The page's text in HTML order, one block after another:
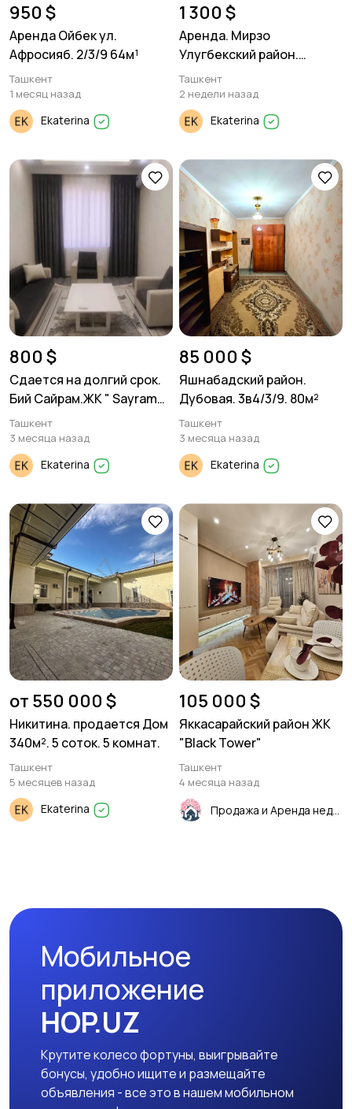
950 $
Аренда Ойбек ул.
Афросияб. 2/3/9 64м¹
Ташкент
1 месяц назад
Ekaterina
1 300 $
Аренда. Мирзо
Улугбекский район.
Дархан. 3/18/25. 93
Ташкент
2 недели назад
Ekaterina
800 $
Сдается на долгий срок.
Бий Сайрам.ЖК " Sayram
Avenue" 2/3/10. Площадь
57 м2
Ташкент
3 месяца назад
Ekaterina
85 000 $
Яшнабадский район.
Дубовая. 3в4/3/9. 80м²
Ташкент
3 месяца назад
Ekaterina
от 550 000 $
Никитина. продается Дом
340м². 5 соток. 5 комнат.
Ташкент
5 месяцев назад
Ekaterina
105 000 $
Яккасарайский район ЖК
"Black Tower"
Ташкент
4 месяца назад
Мобильное
приложение
HOP.UZ
Крутите колесо фортуны, выигрывайте
бонусы, удобно ищите и размещайте
объявления - все это в нашем мобильном